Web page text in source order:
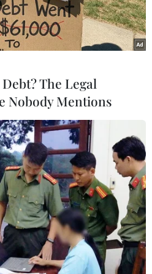
vụ nổ súng tại siêu thị Walmart
10/2/2020. (Ảnh: AP/TTXVN)
chuỗi cửa hàng bán lẻ
The Legal
Nobody Mentions